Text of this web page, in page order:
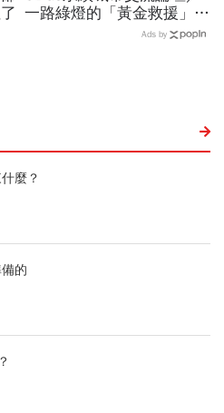
一路綠燈的「黃金救援」實
踐！張善政揭桃園智慧治
Ads by
麼？
的